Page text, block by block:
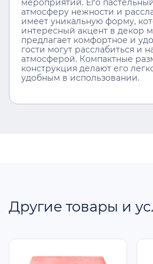
мероприятий. Его
атмосферу нежности и
имеет уникальную форму,
интересный акцент в декор
предлагает комфортное и
гости могут расслабиться и
атмосферой. Компактные
конструкция делают его
удобным в использовании.
Другие товары и